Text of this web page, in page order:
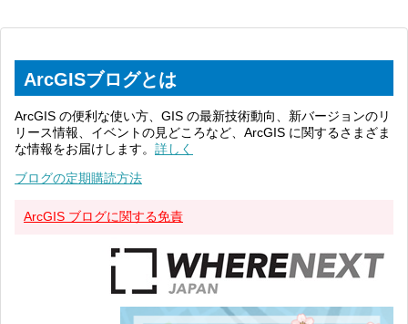
ArcGISブログとは
ArcGIS の便利な使い方、GIS の最新技術動向、新バージョンのリ
リース情報、イベントの見どころなど、ArcGIS に関するさまざま
な情報をお届けします。 詳しく
ブログの定期購読方法
ArcGIS ブログに関する免責